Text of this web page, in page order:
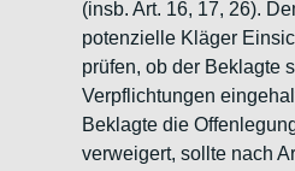
(insb. Art. 16, 17, 26).
potenzielle Kläger
prüfen, ob der Beklagte
Verpflichtungen
Beklagte die
verweigert, sollte nach